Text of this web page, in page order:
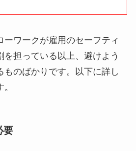
ーワークが雇用のセーフティ
を担っている以上、避けよう
ものばかりです。以下に詳し
要